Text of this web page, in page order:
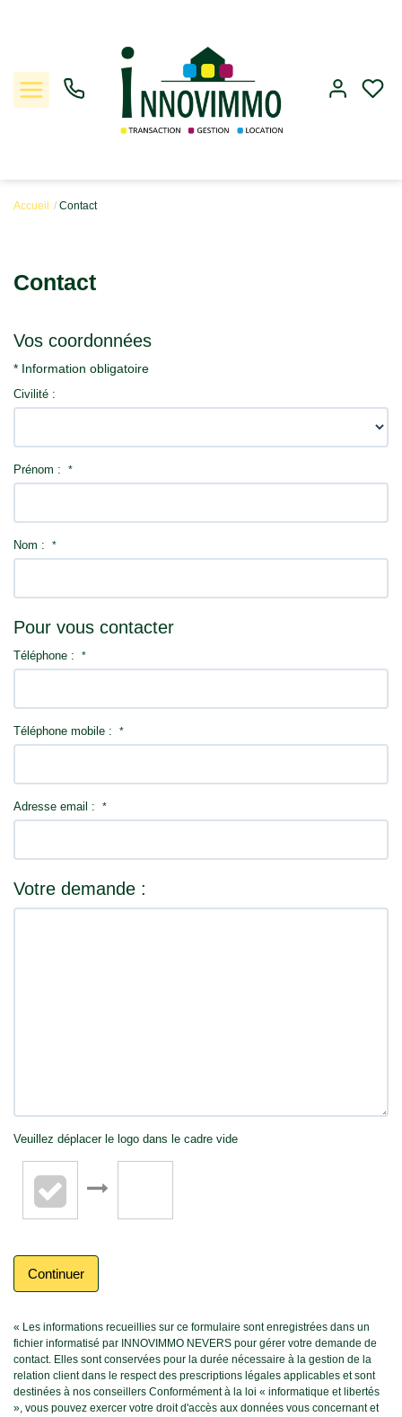
Locations
Gestion
Estimation
Contact
Accueil Contact
Contact
Vos coordonnées
* Information obligatoire
Civilité :
Prénom : *
Nom : *
Pour vous contacter
Téléphone : *
Téléphone mobile : *
Adresse email : *
Votre demande :
Veuillez déplacer le logo dans le cadre vide
Continuer
« Les informations recueillies sur ce formulaire sont enregistrées dans un
fichier informatisé par INNOVIMMO NEVERS pour gérer votre demande de
contact. Elles sont conservées pour la durée nécessaire à la gestion de la
relation client dans le respect des prescriptions légales applicables et sont
destinées à nos conseillers Conformément à la loi « informatique et libertés
», vous pouvez exercer votre droit d'accès aux données vous concernant et